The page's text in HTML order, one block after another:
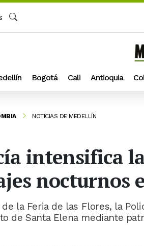
Bogotá Cali Antioquia
NOTICIAS DE MEDELLÍN
intensifica
nocturnos
la Feria de las Flores, la
de Santa Elena mediante